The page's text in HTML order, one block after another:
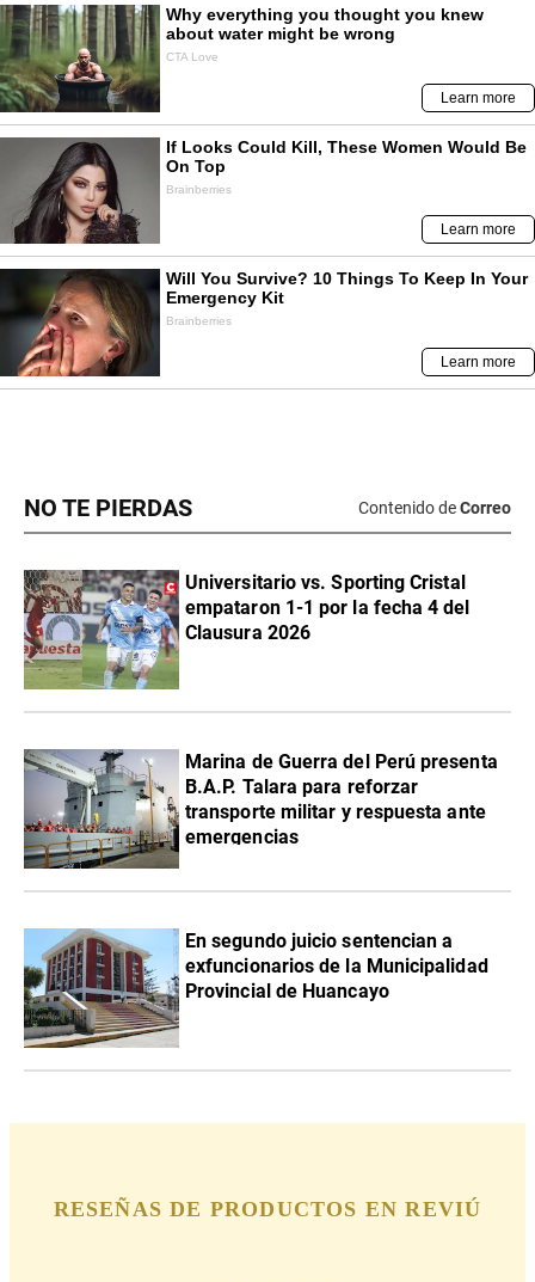
NO TE PIERDAS Contenido deCorreo
Universitario vs. Sporting Cristal
empataron 1-1 por la fecha 4 del
Clausura 2026
Marina de Guerra del Perú presenta
B.A.P. Talara para reforzar
transporte militar y respuesta ante
emergencias
En segundo juicio sentencian a
exfuncionarios de la Municipalidad
Provincial de Huancayo